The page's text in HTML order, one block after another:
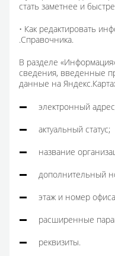
стать заметнее и
• Как редактировать
.Справочника.
В разделе
сведения, введенные
данные на
электронный
актуальный статус;
название
дополнительный
этаж и номер
расширенные
реквизиты.